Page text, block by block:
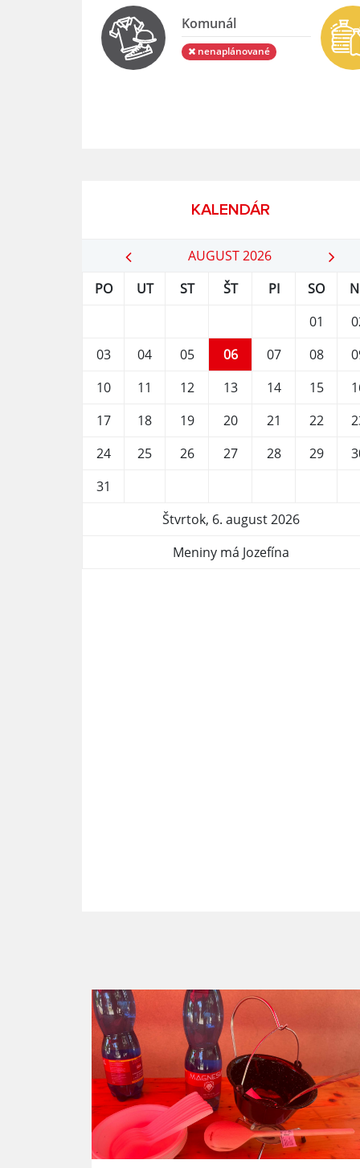
Komunál
nenaplánované
KALENDÁR
AUGUST 2026
PO
UT ST ŠT PI SO
01
03
04 05 06 07 08
10
11 12 13 14 15
17
18 19 20 21 22
24
25 26 27 28 29
31
Štvrtok, 6. august 2026
Meniny má Jozefína